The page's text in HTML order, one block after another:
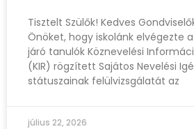
Tisztelt Szülők! Kedves
Önöket, hogy iskolánk elvégezte
járó tanulók Köznevelési
(KIR) rögzített Sajátos Nevelési
státuszainak felülvizsgálatát az
július 22, 2026